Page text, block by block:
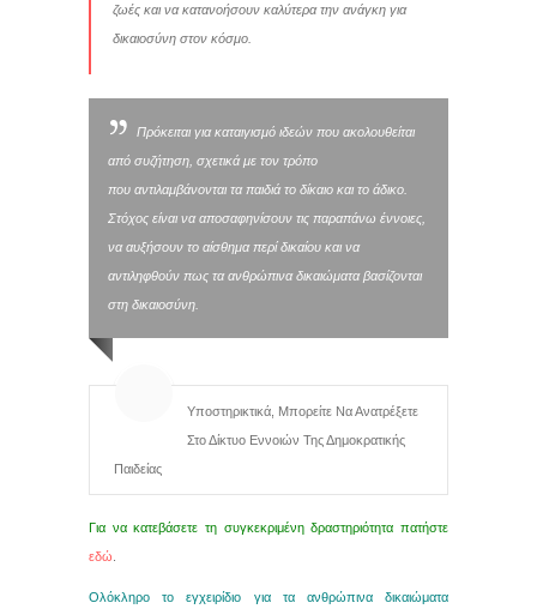
ζωές και να κατανοήσουν καλύτερα την ανάγκη για
δικαιοσύνη στον κόσμο.
Πρόκειται για καταιγισμό ιδεών που ακολουθείται
από συζήτηση, σχετικά με τον τρόπο
που αντιλαμβάνονται τα παιδιά το δίκαιο και το άδικο.
Στόχος είναι να αποσαφηνίσουν τις παραπάνω έννοιες,
να αυξήσουν το αίσθημα περί δικαίου και να
αντιληφθούν πως τα ανθρώπινα δικαιώματα βασίζονται
στη δικαιοσύνη.
Υποστηρικτικά, Μπορείτε Να Ανατρέξετε
Στο Δίκτυο Εννοιών Της Δημοκρατικής
Παιδείας
Για να κατεβάσετε τη συγκεκριμένη δραστηριότητα πατήστε
εδώ
Ολόκληρο το εγχειρίδιο για τα ανθρώπινα δικαιώματα